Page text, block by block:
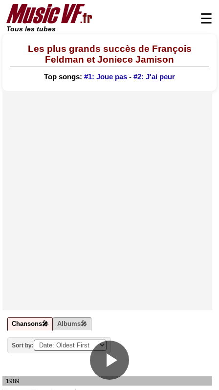
Tous les tubes
☰
Les plus grands succès de François
Feldman et Joniece Jamison
Top songs: #1: Joue pas - #2: J'ai peur
Chansons🎤 Albums🎤
Sort by:
1989